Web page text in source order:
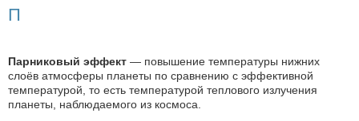
П
Парниковый эффект — повышение температуры нижних
слоёв атмосферы планеты по сравнению с эффективной
температурой, то есть температурой теплового излучения
планеты, наблюдаемого из космоса.